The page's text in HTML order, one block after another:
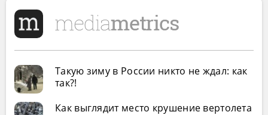
Такую зиму в России никто не ждал: как
так?!
Как выглядит место крушение вертолета